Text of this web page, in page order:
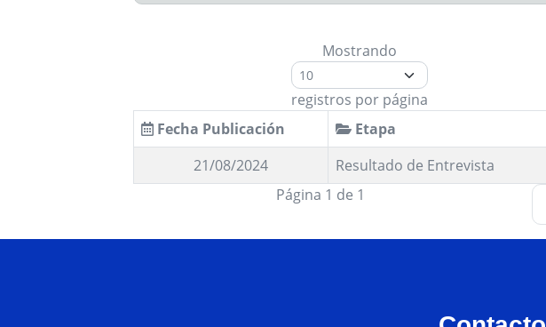
Mostrando
registros por página
Fecha Publicación Etapa
21/08/2024
Resultado de Entrevista
Página 1 de 1